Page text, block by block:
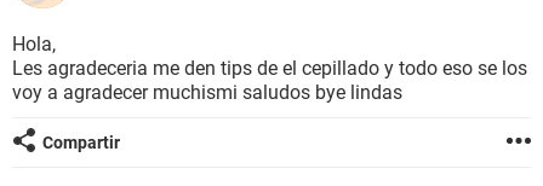
BIENESTAR
Hola,
Les agradeceria me den tips de el cepillado y todo eso se los
voy a agradecer muchismi saludos bye lindas
Compartir